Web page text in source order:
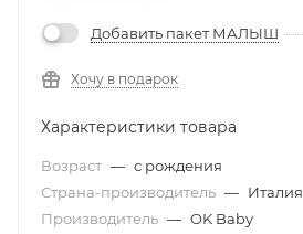
Добавить пакет МАЛЫШ
Хочу в подарок
Характеристики товара
Возраст — с рождения
Страна-производитель — Италия
Производитель — OK Baby